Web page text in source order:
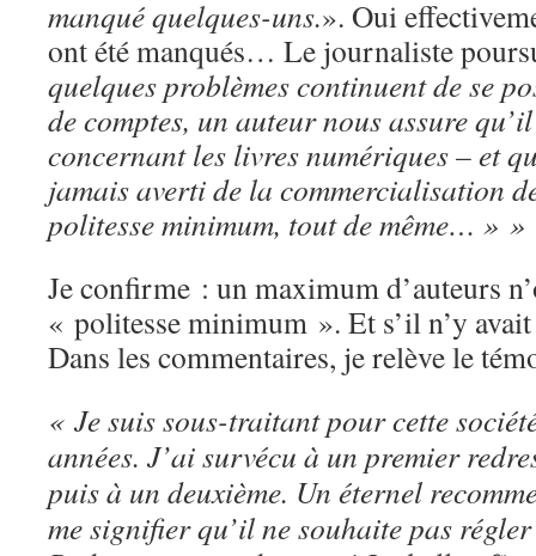
manqué quelques-uns.». Oui
ont été manqués… Le journaliste
quelques problèmes continuent de se
de comptes, un auteur nous assure
concernant les livres numériques – et
jamais averti de la commercialisation
politesse minimum, tout de même… » »
Je confirme : un maximum d’auteurs
« politesse minimum ». Et s’il n’y
Dans les commentaires, je relève le
« Je suis sous-traitant pour cette
années. J’ai survécu à un premier
puis à un deuxième. Un éternel
me signifier qu’il ne souhaite pas